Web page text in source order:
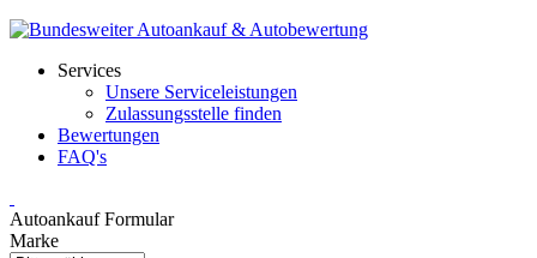
Services
Unsere Serviceleistungen
Zulassungsstelle finden
Bewertungen
FAQ's
Autoankauf Formular
Marke